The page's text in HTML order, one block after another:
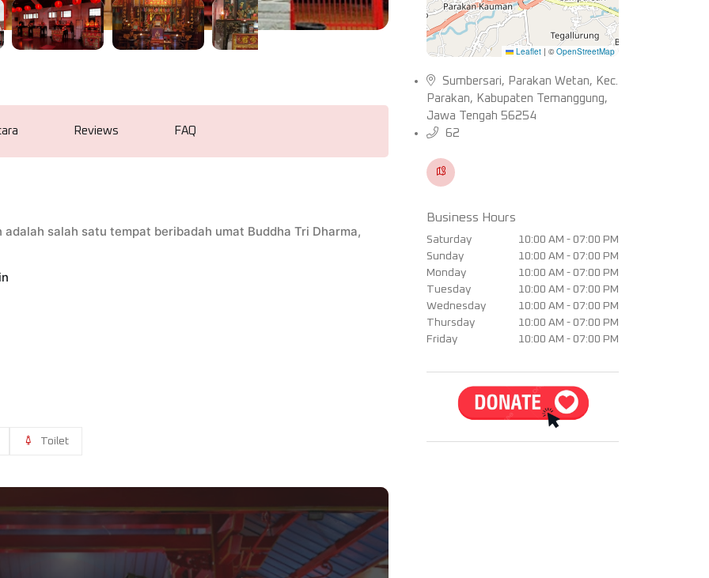
Reviews FAQ
salah satu tempat beribadah umat Buddha Tri Dharma,
Toilet
Leaflet | ©OpenStreetMap
Sumbersari, Parakan Wetan, Kec.
Parakan, Kabupaten Temanggung,
Jawa Tengah 56254
62
Business Hours
Saturday
10:00 AM - 07:00 PM
Sunday
10:00 AM - 07:00 PM
Monday
10:00 AM - 07:00 PM
Tuesday
10:00 AM - 07:00 PM
Wednesday
10:00 AM - 07:00 PM
Thursday
10:00 AM - 07:00 PM
Friday
10:00 AM - 07:00 PM